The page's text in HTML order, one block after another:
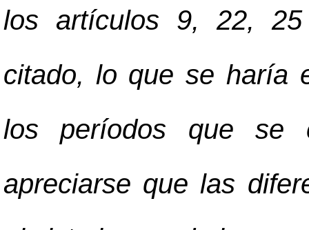
los artículos 9, 22,
citado, lo que se haría
los períodos que se
apreciarse que las